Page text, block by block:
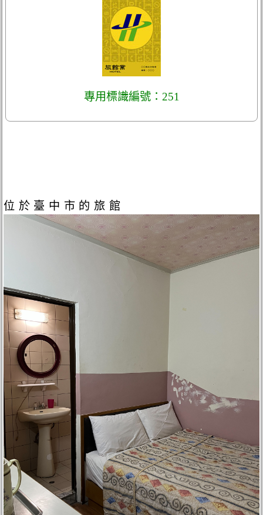
專用標識編號：251
位於臺中市的旅館